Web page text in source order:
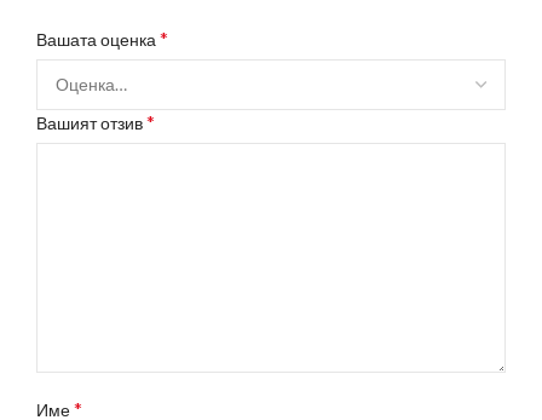
Вашата оценка *
Вашият отзив*
Име*